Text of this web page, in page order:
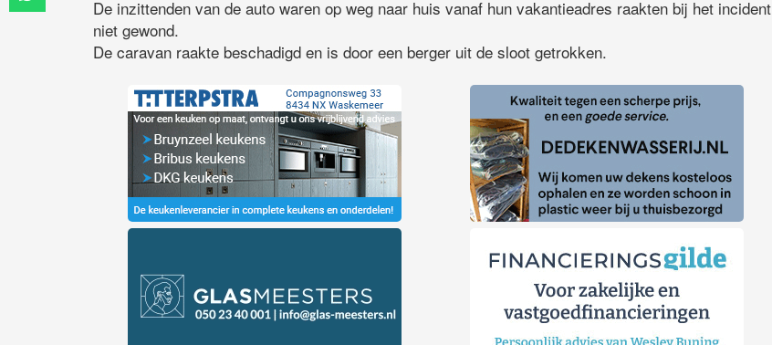
De inzittenden van de auto waren op weg naar huis vanaf hun vakantieadres raakten bij het incident
niet gewond.
De caravan raakte beschadigd en is door een berger uit de sloot getrokken.